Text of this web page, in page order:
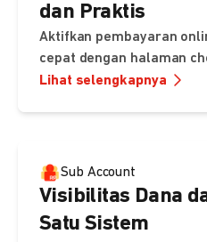
dan Praktis
Aktifkan pembayaran
cepat dengan halaman
Lihat selengkapnya
Sub Account
Visibilitas Dana
Satu Sistem